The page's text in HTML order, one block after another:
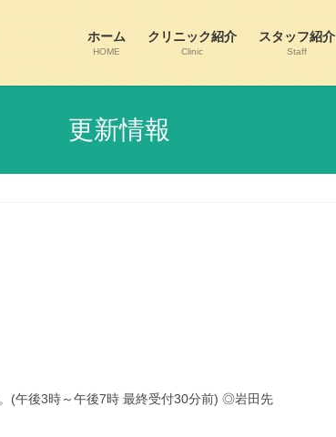
ホーム
HOME
クリニック紹介
Clinic
スタッフ紹介
Staff
更新情報
(午後3時～午後7時 最終受付30分前) ◎岩田先